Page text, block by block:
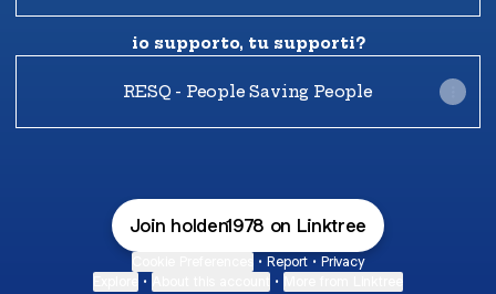
io supporto, tu supporti?
RESQ - People Saving People
Join holden1978 on Linktree
• Report • Privacy
• •